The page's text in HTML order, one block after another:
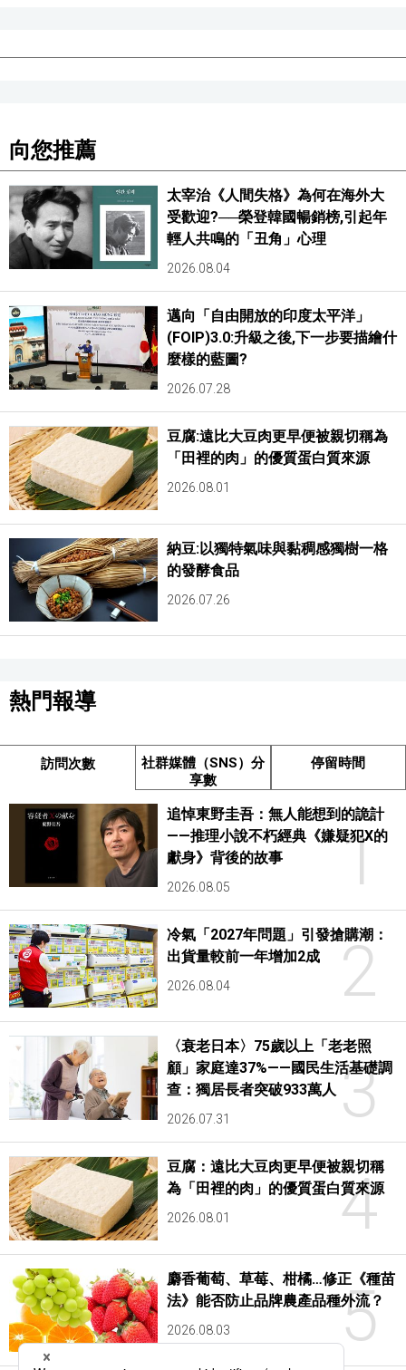
向您推薦
太宰治《人間失格》為何在海外大
受歡迎?──榮登韓國暢銷榜,引起年
輕人共鳴的「丑角」心理
2026.08.04
邁向「自由開放的印度太平洋」
(FOIP)3.0:升級之後,下一步要描繪什
麼樣的藍圖?
2026.07.28
豆腐:遠比大豆肉更早便被親切稱為
「田裡的肉」的優質蛋白質來源
2026.08.01
納豆:以獨特氣味與黏稠感獨樹一格
的發酵食品
2026.07.26
熱門報導
訪問次數
社群媒體（SNS）分
享數
停留時間
1
追悼東野圭吾：無人能想到的詭計
——推理小說不朽經典《嫌疑犯X的
獻身》背後的故事
2026.08.05
2
冷氣「2027年問題」引發搶購潮：
出貨量較前一年增加2成
2026.08.04
3
〈衰老日本〉75歲以上「老老照
顧」家庭達37%——國民生活基礎調
查：獨居長者突破933萬人
2026.07.31
4
豆腐：遠比大豆肉更早便被親切稱
為「田裡的肉」的優質蛋白質來源
2026.08.01
5
麝香葡萄、草莓、柑橘…修正《種苗
法》能否防止品牌農產品種外流？
2026.08.03